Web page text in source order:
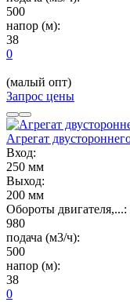
500
напор (м):
38
0
(малый опт)
Запрос цены
Агрегат
Вход:
250 мм
Выход:
200 мм
Обороты двигателя,...:
980
подача (м3/ч):
500
напор (м):
38
0